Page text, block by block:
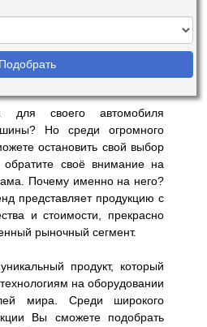
для своего автомобиля
Но среди огромного
остановить свой выбор
своё внимание на
Почему именно на него?
представляет продукцию с
и стоимости, прекрасно
рыночный сегмент.
продукт, который
на оборудовании
мира. Среди широкого
Вы сможете подобрать